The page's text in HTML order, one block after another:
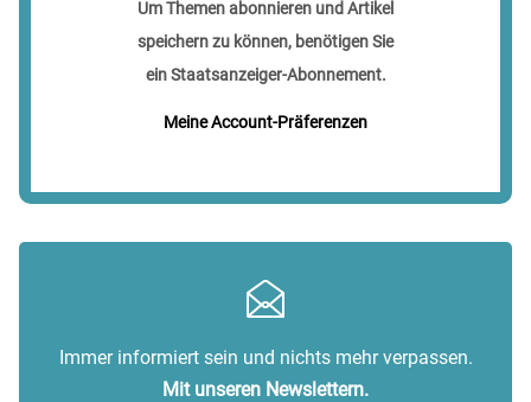
Um Themen abonnieren und Artikel
speichern zu können, benötigen Sie
ein Staatsanzeiger-Abonnement.
Meine Account-Präferenzen
Immer informiert sein und nichts mehr verpassen.
Mit unseren Newslettern.